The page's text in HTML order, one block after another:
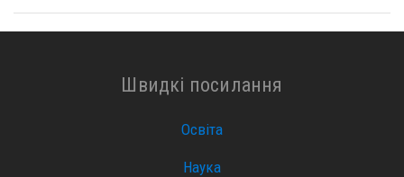
Швидкі посилання
Освіта
Наука